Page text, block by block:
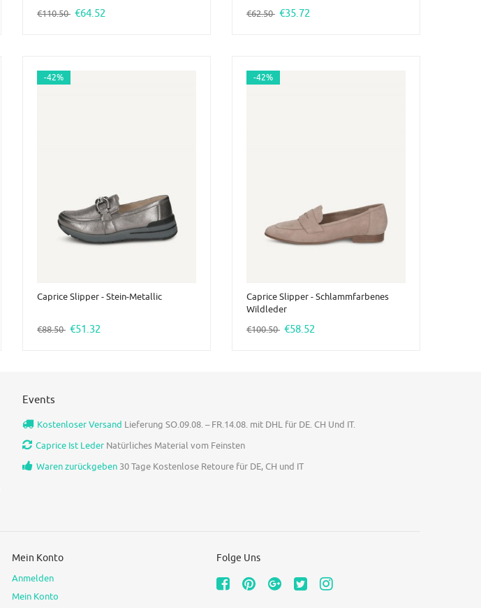
€110.50 €64.52
€62.50 €35.72
Caprice Slipper - Stein-Metallic
€88.50 €51.32
-42%
Caprice Slipper - Schlammfarbenes
Wildleder
€100.50 €58.52
-42%
Events
Kostenloser Versand Lieferung SO.09.08. – FR.14.08. mit DHL für DE. CH Und IT.
Caprice Ist Leder Natürliches Material vom Feinsten
Waren zurückgeben 30 Tage Kostenlose Retoure für DE, CH und IT
Mein Konto
Anmelden
Mein Konto
Folge Uns